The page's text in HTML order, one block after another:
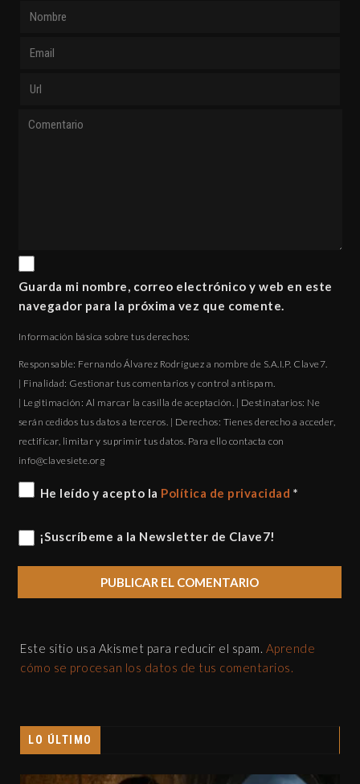
Guarda mi nombre, correo electrónico y web en este
navegador para la próxima vez que comente.
Información básica sobre tus derechos:
Responsable: Fernando Álvarez Rodríguez a nombre de S.A.I.P. Clave7.
| Finalidad: Gestionar tus comentarios y control antispam.
| Legitimación: Al marcar la casilla de aceptación. | Destinatarios: Ne
serán cedidos tus datos a terceros. | Derechos: Tienes derecho a acceder,
rectificar, limitar y suprimir tus datos. Para ello contacta con
gro.eteisevalc@ofni
He leído y acepto la Política de privacidad *
¡Suscríbeme a la Newsletter de Clave7!
Este sitio usa Akismet para reducir el spam. Aprende
cómo se procesan los datos de tus comentarios.
LO ÚLTIMO